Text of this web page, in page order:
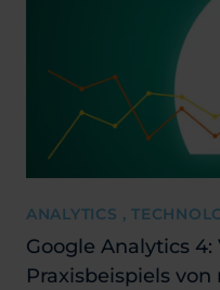
ANALYTICS ,
Google Analytics
Praxisbeispiels